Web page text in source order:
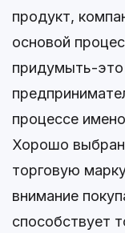
продукт,
основой
придумыть-
процессе
Хорошо
торговую
внимание
способствует